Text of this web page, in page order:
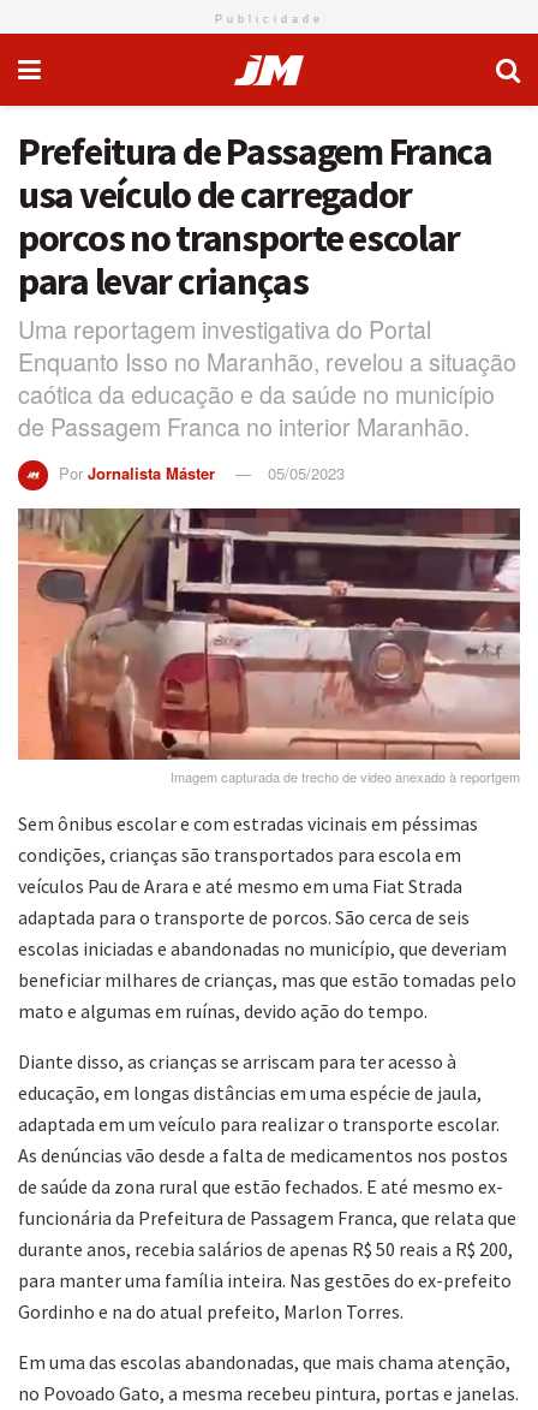
Publicidade
Prefeitura de Passagem Franca
usa veículo de carregador
porcos no transporte escolar
para levar crianças
Uma reportagem investigativa do Portal
Enquanto Isso no Maranhão, revelou a situação
caótica da educação e da saúde no município
de Passagem Franca no interior Maranhão.
Por Jornalista Máster 05/05/2023
Imagem capturada de trecho de video anexado à reportgem
Sem ônibus escolar e com estradas vicinais em péssimas
condições, crianças são transportados para escola em
veículos Pau de Arara e até mesmo em uma Fiat Strada
adaptada para o transporte de porcos. São cerca de seis
escolas iniciadas e abandonadas no município, que deveriam
beneficiar milhares de crianças, mas que estão tomadas pelo
mato e algumas em ruínas, devido ação do tempo.
Diante disso, as crianças se arriscam para ter acesso à
educação, em longas distâncias em uma espécie de jaula,
adaptada em um veículo para realizar o transporte escolar.
As denúncias vão desde a falta de medicamentos nos postos
de saúde da zona rural que estão fechados. E até mesmo ex-
funcionária da Prefeitura de Passagem Franca, que relata que
durante anos, recebia salários de apenas R$ 50 reais a R$ 200,
para manter uma família inteira. Nas gestões do ex-prefeito
Gordinho e na do atual prefeito, Marlon Torres.
Em uma das escolas abandonadas, que mais chama atenção,
no Povoado Gato, a mesma recebeu pintura, portas e janelas.